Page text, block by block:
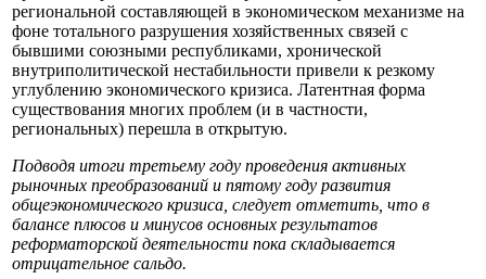
региональной составляющей в экономическом механизме на
фоне тотального разрушения хозяйственных связей с
бывшими союзными республиками, хронической
внутриполитической нестабильности привели к резкому
углублению экономического кризиса. Латентная форма
существования многих проблем (и в частности,
региональных) перешла в открытую.
Подводя итоги третьему году проведения активных
рыночных преобразований и пятому году развития
общеэкономического кризиса, следует отметить, что в
балансе плюсов и минусов основных результатов
реформаторской деятельности пока складывается
отрицательное сальдо.